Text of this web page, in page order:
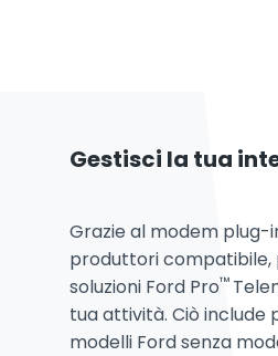
Gestisci la tua
Grazie al modem plug-
produttori compatibile,
soluzioni Ford Pro™
tua attività. Ciò include
modelli Ford senza